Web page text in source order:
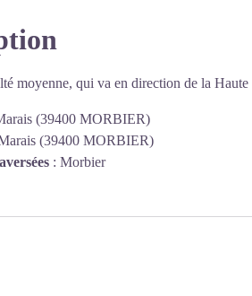
Voir l'image en plein écran
moyenne, qui va en direction de la Haute
(39400 MORBIER)
(39400 MORBIER)
: Morbier